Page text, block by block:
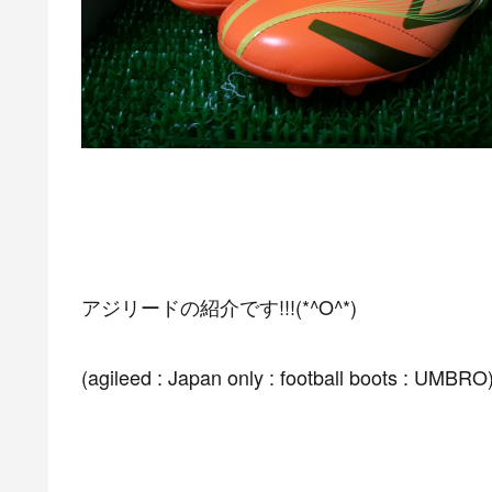
アジリードの紹介です!!!(*^O^*)
(agileed : Japan only : football boots :